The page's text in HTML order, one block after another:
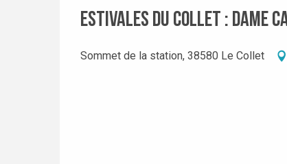
Estivales du Collet : Dame
Sommet de la station, 38580 Le Collet